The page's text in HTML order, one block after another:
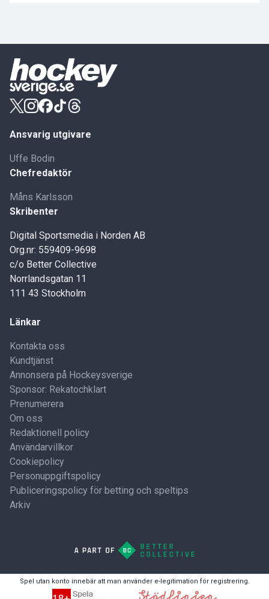
Ansvarig utgivare
Uffe Bodin
Chefredaktör
Måns Karlsson
Skribenter
Digital Sportsmedia i Norden AB
Org.nr: 559409-9698
c/o Better Collective
Norrlandsgatan 11
111 43 Stockholm
Länkar
Kontakta oss
Kundtjänst
Annonsera på Hockeysverige
Sponsor: Rekatochklart
Prenumerera
Om oss
Redaktionell policy
Användarvillkor
Cookiepolicy
Personuppgiftspolicy
Publiceringspolicy för betting och speltips
Arkiv
Spel utan konto innebär att man använder e-legitimation för registrering.